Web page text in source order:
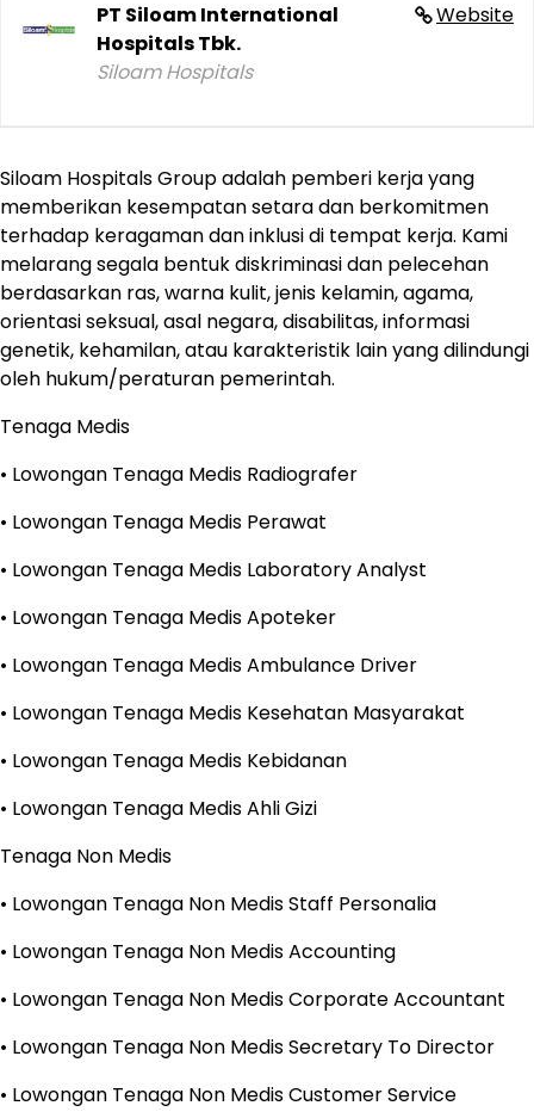
Website
PT Siloam International
Hospitals Tbk.
Siloam Hospitals
Siloam Hospitals Group adalah pemberi kerja yang
memberikan kesempatan setara dan berkomitmen
terhadap keragaman dan inklusi di tempat kerja. Kami
melarang segala bentuk diskriminasi dan pelecehan
berdasarkan ras, warna kulit, jenis kelamin, agama,
orientasi seksual, asal negara, disabilitas, informasi
genetik, kehamilan, atau karakteristik lain yang dilindungi
oleh hukum/peraturan pemerintah.
Tenaga Medis
• Lowongan Tenaga Medis Radiografer
• Lowongan Tenaga Medis Perawat
• Lowongan Tenaga Medis Laboratory Analyst
• Lowongan Tenaga Medis Apoteker
• Lowongan Tenaga Medis Ambulance Driver
• Lowongan Tenaga Medis Kesehatan Masyarakat
• Lowongan Tenaga Medis Kebidanan
• Lowongan Tenaga Medis Ahli Gizi
Tenaga Non Medis
• Lowongan Tenaga Non Medis Staff Personalia
• Lowongan Tenaga Non Medis Accounting
• Lowongan Tenaga Non Medis Corporate Accountant
• Lowongan Tenaga Non Medis Secretary To Director
• Lowongan Tenaga Non Medis Customer Service